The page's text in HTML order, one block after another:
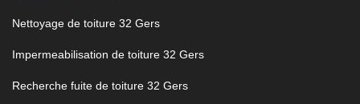
Nettoyage de toiture 32 Gers
Impermeabilisation de toiture 32 Gers
Recherche fuite de toiture 32 Gers